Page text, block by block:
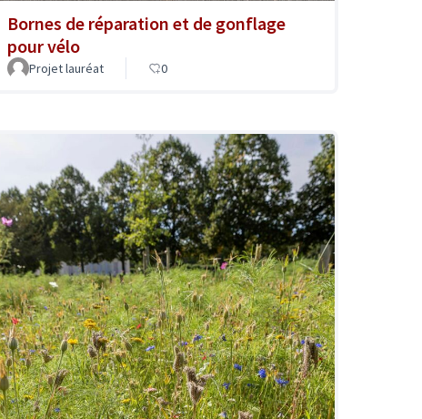
Bornes de réparation et de gonflage
pour vélo
Projet lauréat 0